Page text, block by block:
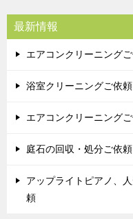
最新情報
エアコンクリーニング
浴室クリーニングご依
エアコンクリーニング
庭石の回収・処分ご依
アップライトピアノ、
頼